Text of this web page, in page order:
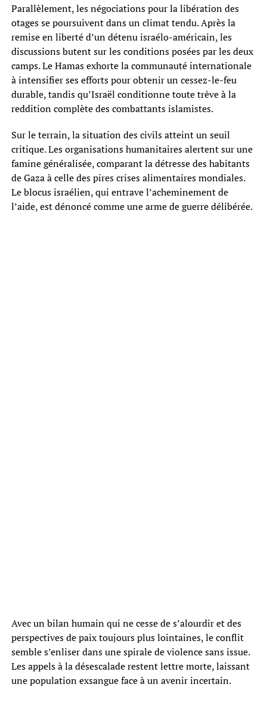
Parallèlement, les négociations pour la libération des
otages se poursuivent dans un climat tendu. Après la
remise en liberté d’un détenu israélo-américain, les
discussions butent sur les conditions posées par les deux
camps. Le Hamas exhorte la communauté internationale
à intensifier ses efforts pour obtenir un cessez-le-feu
durable, tandis qu’Israël conditionne toute trêve à la
reddition complète des combattants islamistes.
Sur le terrain, la situation des civils atteint un seuil
critique. Les organisations humanitaires alertent sur une
famine généralisée, comparant la détresse des habitants
de Gaza à celle des pires crises alimentaires mondiales.
Le blocus israélien, qui entrave l’acheminement de
l’aide, est dénoncé comme une arme de guerre délibérée.
Avec un bilan humain qui ne cesse de s’alourdir et des
perspectives de paix toujours plus lointaines, le conflit
semble s’enliser dans une spirale de violence sans issue.
Les appels à la désescalade restent lettre morte, laissant
une population exsangue face à un avenir incertain.